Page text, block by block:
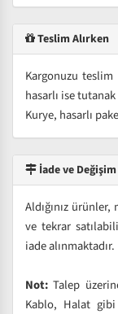
Teslim Alırken
Kargonuzu
hasarlı ise
Kurye, hasarlı
İade ve Değişim
Aldığınız
ve tekrar
iade alınmaktadır.
Not: Talep
Kablo, Halat